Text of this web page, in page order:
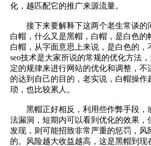
化，越匹配它的推广来源流量。
接下来要解释下这两个老生常谈的
白帽，什么又是黑帽，白帽，是白色的
白帽，从字面意思上来说，是白色的，
seo技术是大家所说的常规的优化方法
定的规律来进行网站的优化和调整，不
的达到自己的目的，老实说，白帽操作
琐，也比较累人。
黑帽正好相反，利用些作弊手段，
法漏洞，短期内可以看到优化的效果，
发现，则可能招致非常严重的惩罚，风
的。风险越大收益越高，这是黑帽到现